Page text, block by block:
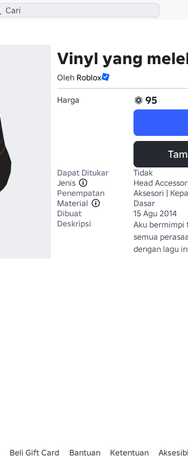
Vinyl yang
Oleh Roblox
Harga
95
Dapat Ditukar
Tidak
Jenis
Head
Penempatan
Aksesori |
Material
Dasar
Dibuat
15 Agu 2014
Deskripsi
Aku bermimpi
semua
dengan lagu
Beli Gift Card Bantuan Ketentuan